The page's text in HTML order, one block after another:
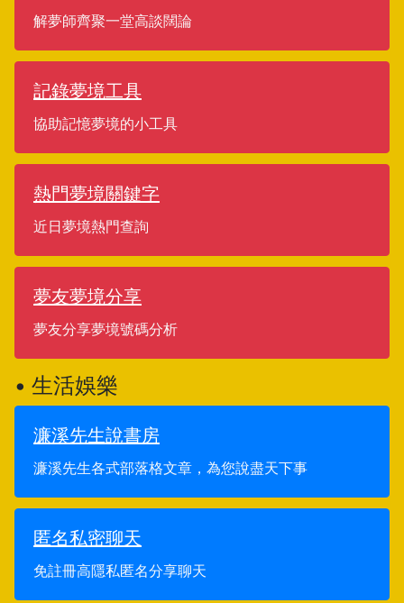
解夢師齊聚一堂高談闊論
記錄夢境工具
協助記憶夢境的小工具
熱門夢境關鍵字
近日夢境熱門查詢
夢友夢境分享
夢友分享夢境號碼分析
• 生活娛樂
濂溪先生說書房
濂溪先生各式部落格文章，為您說盡天下事
匿名私密聊天
免註冊高隱私匿名分享聊天